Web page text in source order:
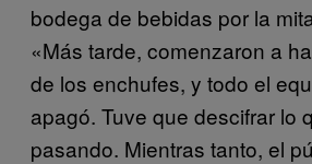
bodega de bebidas por la
«Más tarde, comenzaron a
de los enchufes, y todo el
apagó. Tuve que descifrar lo
pasando. Mientras tanto, el